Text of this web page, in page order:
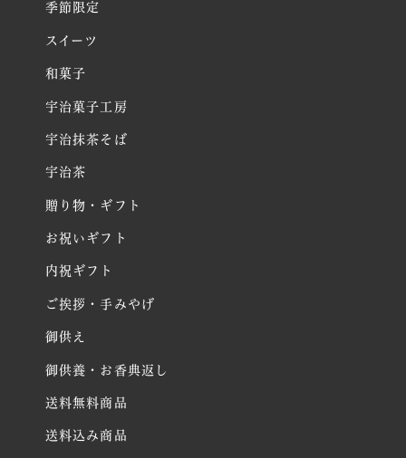
季節限定
スイーツ
和菓子
宇治菓子工房
宇治抹茶そば
宇治茶
贈り物・ギフト
お祝いギフト
内祝ギフト
ご挨拶・手みやげ
御供え
御供養・お香典返し
送料無料商品
送料込み商品